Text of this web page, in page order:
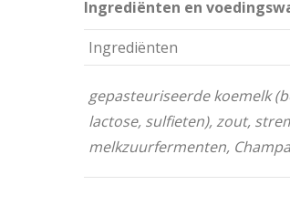
Ingrediënten en
Ingrediënten
gepasteuriseerde koemelk
lactose, sulfieten), zout,
melkzuurfermenten,